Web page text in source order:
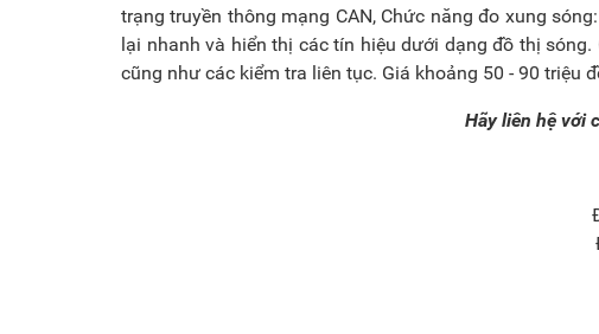
trạng truyền thông mạng CAN, Chức năng đo xung
lại nhanh và hiển thị các tín hiệu dưới dạng đồ thị
cũng như các kiểm tra liên tục. Giá khoảng 50 - 90 triệu
Hãy liên hệ với